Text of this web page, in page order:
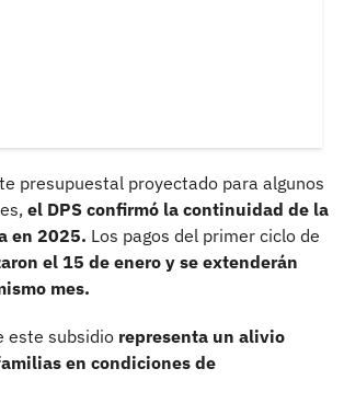
presupuestal proyectado para algunos
el DPS confirmó la continuidad de la
en 2025. Los pagos del primer ciclo de
el 15 de enero y se extenderán
mes.
este subsidio representa un alivio
en condiciones de